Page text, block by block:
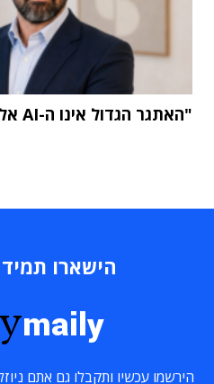
"האתגר הגדול אינו ה-AI אלא הטמעתה בארגון"
הישארו
maily
הירשמו עכשיו ותקבלו גם אתם